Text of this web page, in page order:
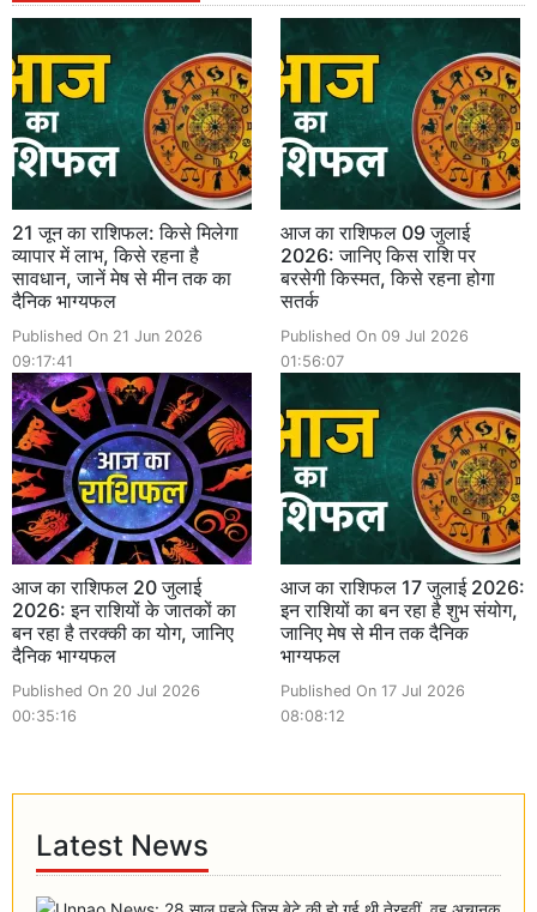
21 जून का राशिफल: किसे मिलेगा
व्यापार में लाभ, किसे रहना है
सावधान, जानें मेष से मीन तक का
दैनिक भाग्यफल
Published On 21 Jun 2026
09:17:41
आज का राशिफल 09 जुलाई
2026: जानिए किस राशि पर
बरसेगी किस्मत, किसे रहना होगा
सतर्क
Published On 09 Jul 2026
01:56:07
आज का राशिफल 20 जुलाई
2026: इन राशियों के जातकों का
बन रहा है तरक्की का योग, जानिए
दैनिक भाग्यफल
Published On 20 Jul 2026
00:35:16
आज का राशिफल 17 जुलाई 2026:
इन राशियों का बन रहा है शुभ संयोग,
जानिए मेष से मीन तक दैनिक
भाग्यफल
Published On 17 Jul 2026
08:08:12
Latest News